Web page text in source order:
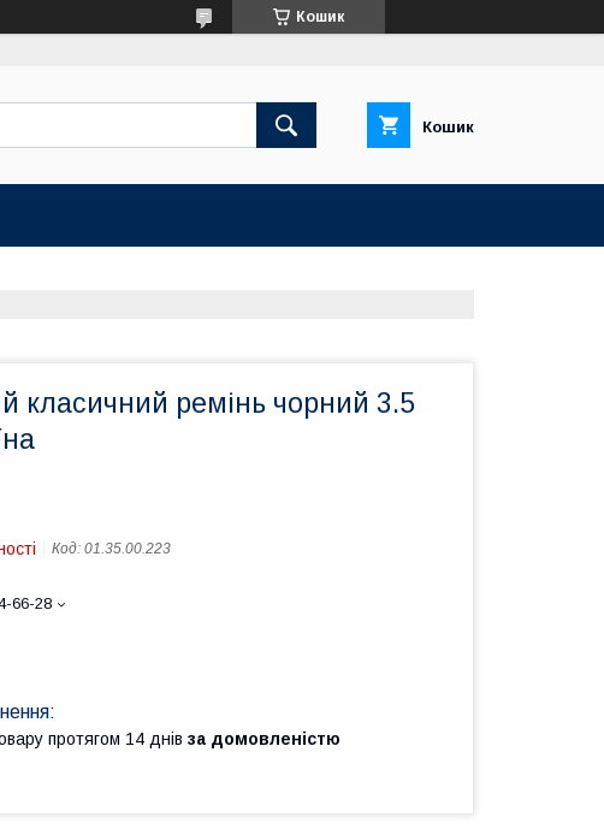
Кошик
Кошик
класичний ремінь чорний 3.5
Код: 01.35.00.223
66-28
протягом 14 днів за домовленістю